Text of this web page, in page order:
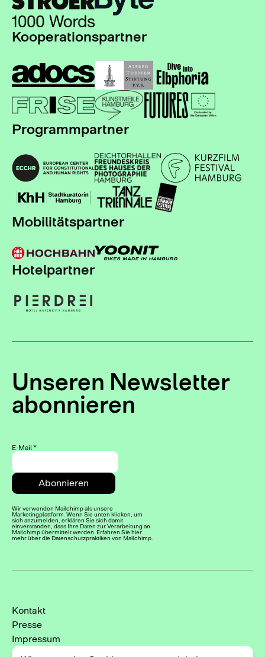
Kooperationspartner
Programmpartner
Mobilitätspartner
Hotelpartner
Unseren Newsletter
abonnieren
E-Mail*
Wir verwenden Mailchimp als unsere
Marketingplattform. Wenn Sie unten klicken, um
sich anzumelden, erklären Sie sich damit
einverstanden, dass Ihre Daten zur Verarbeitung an
Mailchimp übermittelt werden. Erfahren Sie hier
mehr über die Datenschutzpraktiken von Mailchimp.
Kontakt
Presse
Impressum
Datenschutzerklärung